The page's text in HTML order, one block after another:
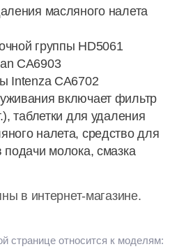
масляного налета
группы HD5061
CA6903
Intenza CA6702
включает фильтр
таблетки для удаления
налета, средство для
подачи молока, смазка
в интернет-магазине.
странице относится к моделям: